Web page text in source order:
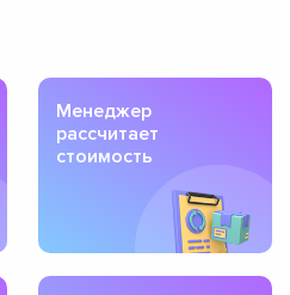
Менеджер
рассчитает
стоимость